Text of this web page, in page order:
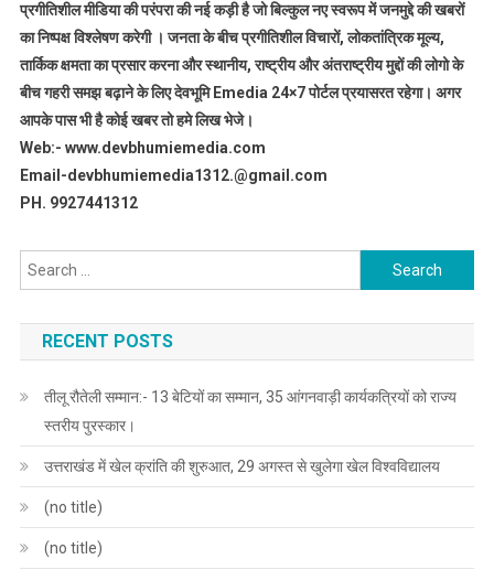
प्रगीतिशील मीडिया की परंपरा की नई कड़ी है जो बिल्कुल नए स्वरूप में जनमुद्दे की खबरों
का निष्पक्ष विश्लेषण करेगी । जनता के बीच प्रगीतिशील विचारों, लोकतांत्रिक मूल्य,
तार्किक क्षमता का प्रसार करना और स्थानीय, राष्ट्रीय और अंतराष्ट्रीय मुद्दों की लोगो के
बीच गहरी समझ बढ़ाने के लिए देवभूमि Emedia 24×7 पोर्टल प्रयासरत रहेगा। अगर
आपके पास भी है कोई खबर तो हमे लिख भेजे।
Web:- www.devbhumiemedia.com
Email-devbhumiemedia1312.@gmail.com
PH. 9927441312
Search
for:
RECENT POSTS
तीलू रौतेली सम्मान:- 13 बेटियों का सम्मान, 35 आंगनवाड़ी कार्यकत्रियों को राज्य
स्तरीय पुरस्कार।
उत्तराखंड में खेल क्रांति की शुरुआत, 29 अगस्त से खुलेगा खेल विश्वविद्यालय
(no title)
(no title)